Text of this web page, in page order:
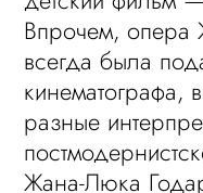
Впрочем, опера
всегда была
кинематографа,
разные
Жана-Люка